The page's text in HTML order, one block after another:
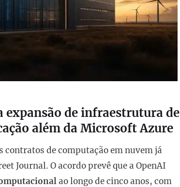
de infraestrutura de
além da Microsoft Azure
de computação em nuvem já
Journal. O acordo prevê que a OpenAI
ao longo de cinco anos, com